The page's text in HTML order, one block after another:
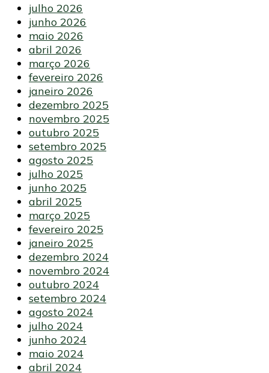
julho 2026
junho 2026
maio 2026
abril 2026
março 2026
fevereiro 2026
janeiro 2026
dezembro 2025
novembro 2025
outubro 2025
setembro 2025
agosto 2025
julho 2025
junho 2025
abril 2025
março 2025
fevereiro 2025
janeiro 2025
dezembro 2024
novembro 2024
outubro 2024
setembro 2024
agosto 2024
julho 2024
junho 2024
maio 2024
abril 2024